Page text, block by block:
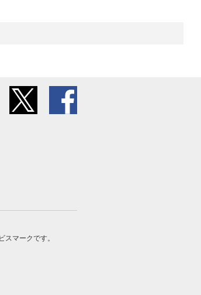
マークです。